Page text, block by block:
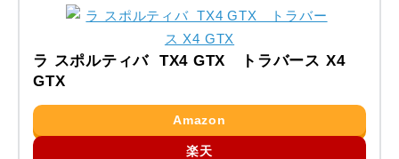
ラ スポルティバ TX4 GTX トラバース X4
GTX
Amazon
楽天